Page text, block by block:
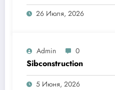
26 Июля, 2026
Admin 0
Sibconstruction
5 Июня, 2026